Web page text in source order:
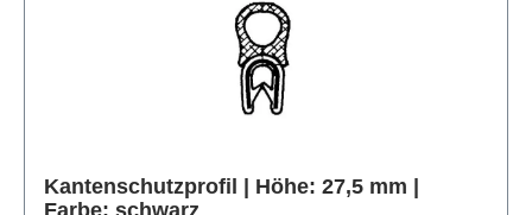
Kantenschutzprofil | Höhe: 27,5 mm |
Farbe: schwarz